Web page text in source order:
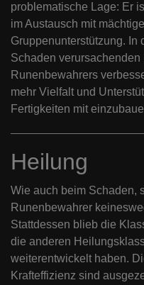
problematische Lage: Er
im Austausch mit
Gruppenunterstützung. In
Schaden
Runenbewahrers
mehr Vielfalt und
Fertigkeiten mit
Heilung
Wie auch beim Schaden,
Runenbewahrer
Stattdessen blieb die
die anderen
weiterentwickelt haben.
Krafteffizienz sind